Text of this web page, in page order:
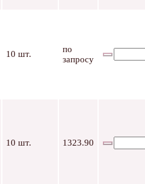
10 шт.
по
запросу
10 шт. 1323.90